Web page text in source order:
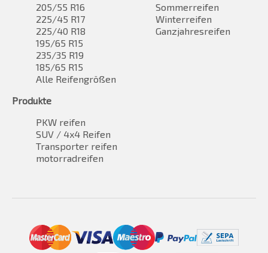
205/55 R16
225/45 R17
225/40 R18
195/65 R15
235/35 R19
185/65 R15
Alle Reifengrößen
Sommerreifen
Winterreifen
Ganzjahresreifen
Produkte
PKW reifen
SUV / 4x4 Reifen
Transporter reifen
motorradreifen